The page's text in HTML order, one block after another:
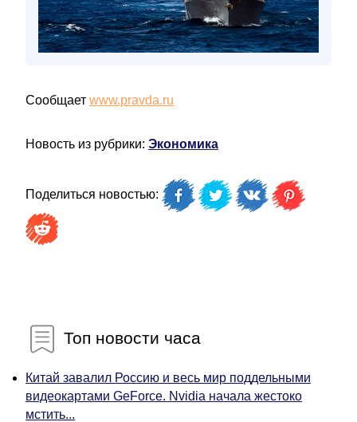
Сообщает www.pravda.ru
Новость из рубрики: Экономика
Поделиться новостью:
Топ новости часа
Китай завалил Россию и весь мир поддельными
видеокартами GeForce. Nvidia начала жестоко
мстить...